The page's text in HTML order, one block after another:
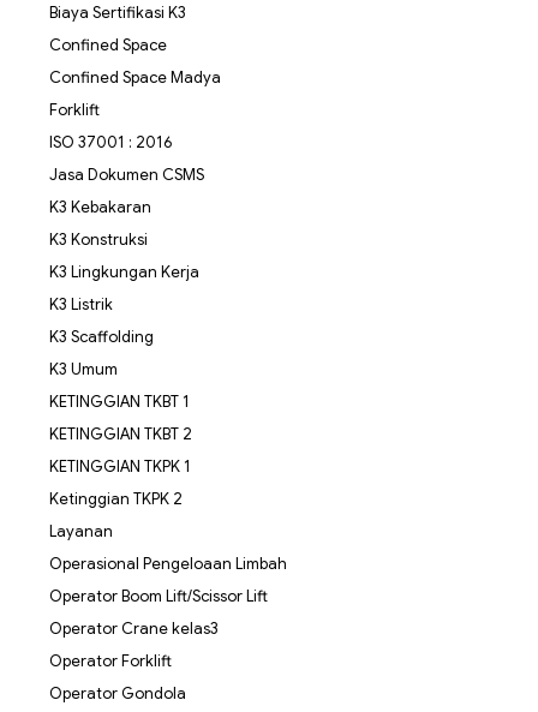
Biaya Sertifikasi K3
Confined Space
Confined Space Madya
Forklift
ISO 37001 : 2016
Jasa Dokumen CSMS
K3 Kebakaran
K3 Konstruksi
K3 Lingkungan Kerja
K3 Listrik
K3 Scaffolding
K3 Umum
KETINGGIAN TKBT 1
KETINGGIAN TKBT 2
KETINGGIAN TKPK 1
Ketinggian TKPK 2
Layanan
Operasional Pengeloaan Limbah
Operator Boom Lift/Scissor Lift
Operator Crane kelas3
Operator Forklift
Operator Gondola